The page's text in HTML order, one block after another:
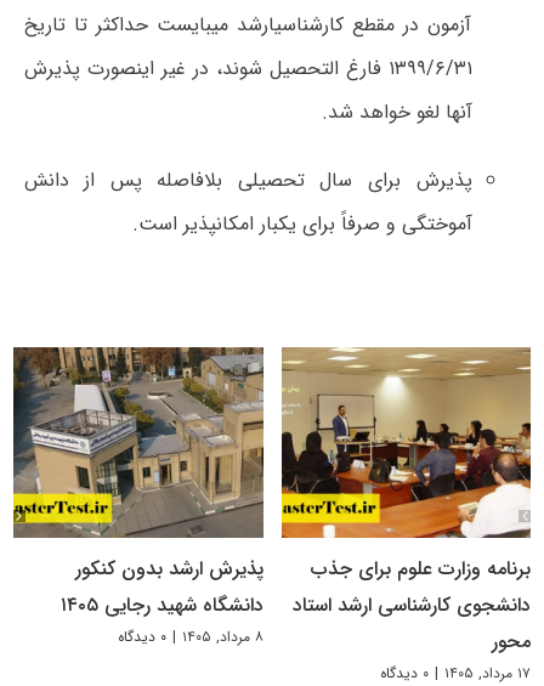
آزمون در مقطع کارشناسیارشد میبایست حداکثر تا تاریخ
۱۳۹۹/۶/۳۱ فارغ التحصیل شوند، در غیر اینصورت پذیرش
آنها لغو خواهد شد.
پذیرش برای سال تحصیلی بلافاصله پس از دانش
آموختگی و صرفاً برای یکبار امکانپذیر است.
برنامه وزارت علوم برای جذب
دانشجوی کارشناسی ارشد استاد
محور
۱۷ مرداد, ۱۴۰۵ | ۰ دیدگاه
پذیرش ارشد بدون کنکور
دانشگاه شهید رجایی ۱۴۰۵
۸ مرداد, ۱۴۰۵ | ۰ دیدگاه